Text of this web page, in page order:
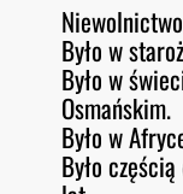
Było w
Było w
Osmańskim.
Było w
Było